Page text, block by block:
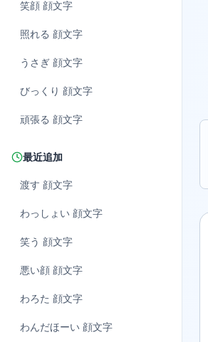
笑顔 顔文字
照れる 顔文字
うさぎ 顔文字
びっくり 顔文字
頑張る 顔文字
最近追加
渡す 顔文字
わっしょい 顔文字
笑う 顔文字
悪い顔 顔文字
わろた 顔文字
わんだほーい 顔文字